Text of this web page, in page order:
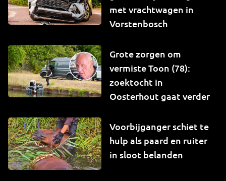
met vrachtwagen in
Vorstenbosch
Grote zorgen om
vermiste Toon (78):
zoektocht in
Oosterhout gaat verder
Voorbijganger schiet te
hulp als paard en ruiter
in sloot belanden